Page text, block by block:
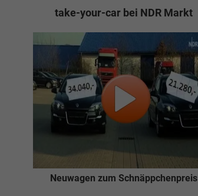
take-your-car bei NDR Markt
Neuwagen zum Schnäppchenpreis